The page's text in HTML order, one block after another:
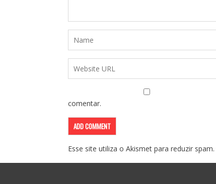
comentar.
Esse site utiliza o Akismet para reduzir spam.